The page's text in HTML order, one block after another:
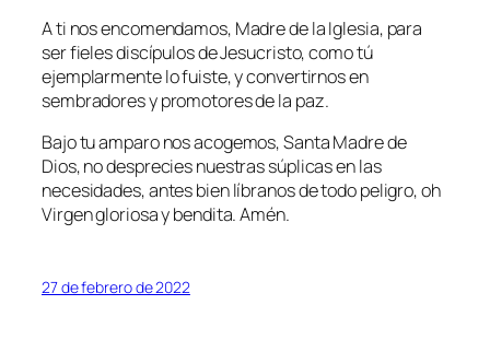
A ti nos encomendamos, Madre de la Iglesia, para
ser fieles discípulos de Jesucristo, como tú
ejemplarmente lo fuiste, y convertirnos en
sembradores y promotores de la paz.
Bajo tu amparo nos acogemos, Santa Madre de
Dios, no desprecies nuestras súplicas en las
necesidades, antes bien líbranos de todo peligro, oh
Virgen gloriosa y bendita. Amén.
27 de febrero de 2022